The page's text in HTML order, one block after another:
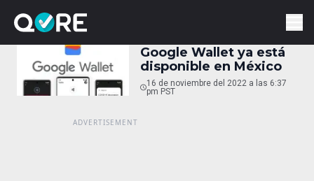
Google Wallet ya está
disponible en México
16 de noviembre del 2022 a las 6:37
pm PST